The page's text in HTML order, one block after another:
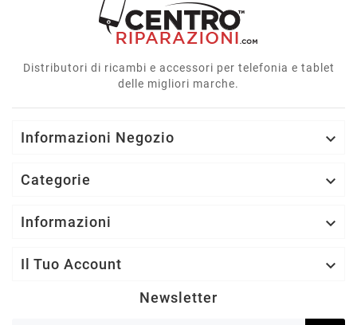
Distributori di ricambi e accessori per telefonia e tablet
delle migliori marche.
Informazioni Negozio 
Categorie 
Informazioni 
Il Tuo Account 
Newsletter